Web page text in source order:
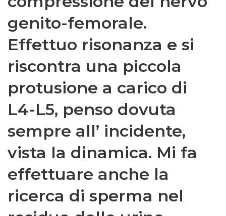
genito-femorale.
Effettuo risonanza e si
riscontra una piccola
protusione a carico di
L4-L5, penso dovuta
sempre all’ incidente,
vista la dinamica. Mi fa
effettuare anche la
ricerca di sperma nel